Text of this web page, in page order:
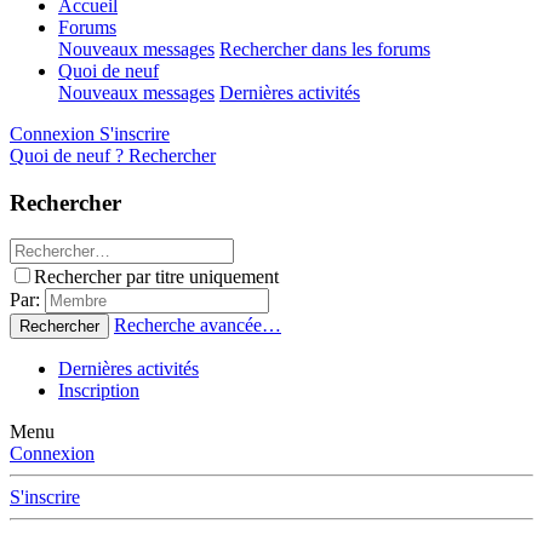
Accueil
Forums
Nouveaux messages Rechercher dans les forums
Quoi de neuf
Nouveaux messages Dernières activités
Connexion S'inscrire
Quoi de neuf ? Rechercher
Rechercher
Rechercher par titre uniquement
Par:
Rechercher Recherche avancée…
Dernières activités
Inscription
Menu
Connexion
S'inscrire